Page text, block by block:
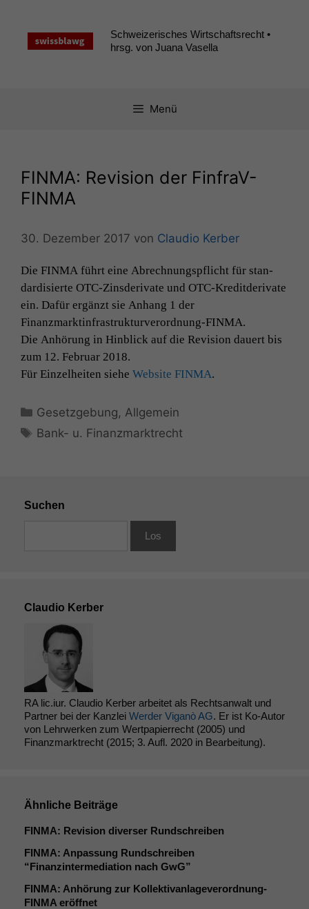
springen
Schweizerisches Wirtschaftsrecht •
hrsg. von Juana Vasella
Menü
FINMA: Revision der FinfraV-
FINMA
30. Dezember 2017 von Claudio Kerber
Die FINMA führt eine Abrech­nungspflicht für stan­
dar­d­isierte OTC-Zins­derivate und OTC-Kred­it­derivate
ein. Dafür ergänzt sie Anhang 1 der
Finanzmarktinfrastrukturverordnung-FINMA.
Die Anhörung in Hin­blick auf die Revi­sion dauert bis
zum 12. Feb­ru­ar 2018.
Für Einzel­heit­en siehe Web­site FINMA.
Kategorien
Gesetzgebung, Allgemein
Schlagwörter
Bank- u. Finanzmarktrecht
Suchen
Claudio Kerber
RA lic.iur. Claudio Kerber arbeitet als Rechtsanwalt und
Partner bei der Kanzlei Werder Viganò AG. Er ist Ko-Autor
von Lehrwerken zum Wertpapierrecht (2005) und
Finanzmarktrecht (2015; 3. Aufl. 2020 in Bearbeitung).
Ähnliche Beiträge
FINMA: Revision diverser Rundschreiben
FINMA: Anpassung Rundschreiben
“Finanzintermediation nach GwG”
FINMA: Anhörung zur Kollektivanlageverordnung-
FINMA eröffnet